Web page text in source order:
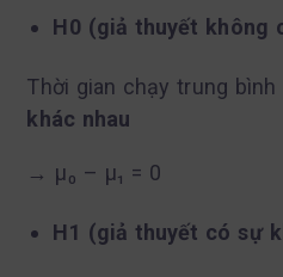
H0 (giả thuyết không
Thời gian chạy trung
khác nhau
→ μ₀ – μ₁ = 0
H1 (giả thuyết có sự